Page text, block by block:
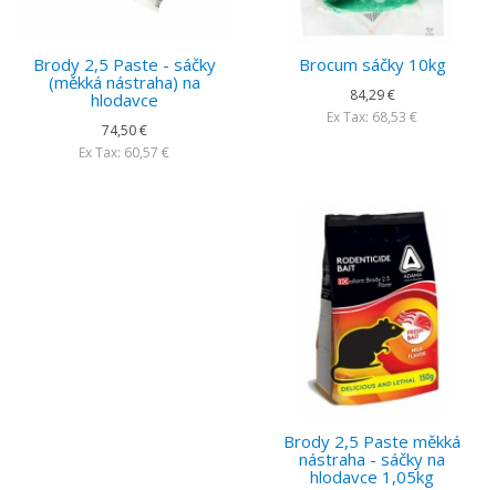
Brody 2,5 Paste - sáčky
(měkká nástraha) na
hlodavce
74,50 €
Ex Tax: 60,57 €
Brocum sáčky 10kg
84,29 €
Ex Tax: 68,53 €
Brody 2,5 Paste měkká
nástraha - sáčky na
hlodavce 1,05kg